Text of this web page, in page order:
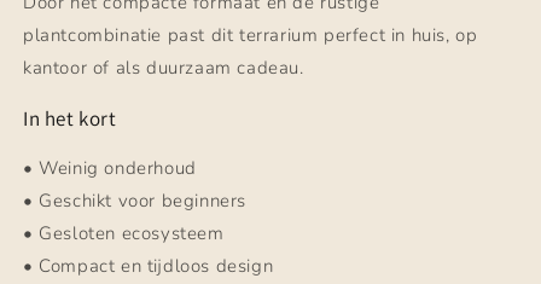
plantcombinatie past dit terrarium perfect in huis, op
kantoor of als duurzaam cadeau.
In het kort
• Weinig onderhoud
• Geschikt voor beginners
• Gesloten ecosysteem
• Compact en tijdloos design